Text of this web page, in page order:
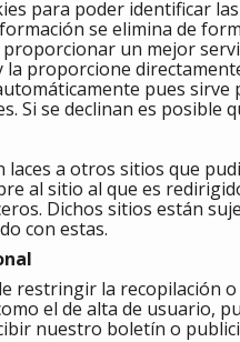
para poder identificar
se elimina de
un mejor
la proporcione
pues
Si se declinan es
a otros sitios que
al sitio al que es
Dichos sitios están
con estas.
restringir la recopilación
el de alta de usuario,
nuestro boletín o